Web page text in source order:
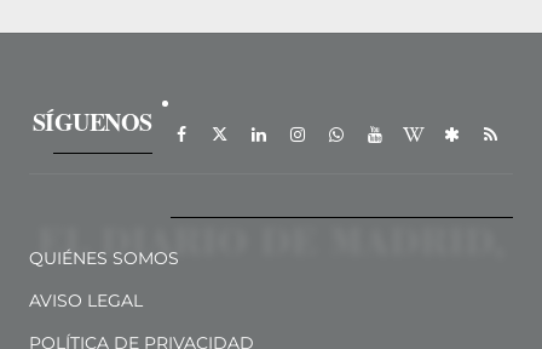
SÍGUENOS
QUIÉNES SOMOS
AVISO LEGAL
POLÍTICA DE PRIVACIDAD